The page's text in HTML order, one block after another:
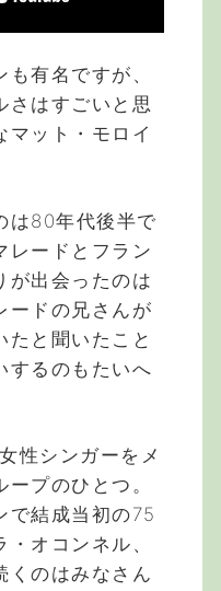
有名ですが、
さはすごいと思
マット・モロイ
は80年代後半で
レードとフラン
が出会ったのは
ードの兄さんが
たと聞いたこと
するのもたいへ
性シンガーをメ
プのひとつ。
で結成当初の75
オコンネル、
くのはみなさん